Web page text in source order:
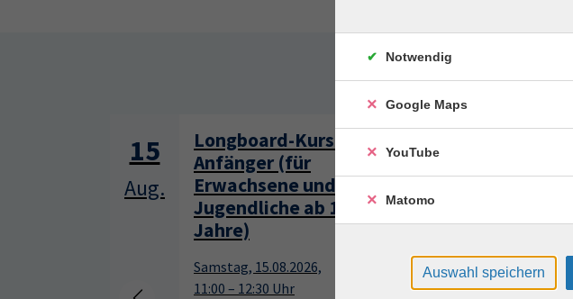
Sommerkurse für
15
Aug.
Longboard-Kurs für
Anfänger (für
Erwachsene und
Jugendliche ab 13
Jahre)
Samstag, 15.08.2026,
11:00 – 12:30 Uhr
2
Notwendig
Google Maps
YouTube
Matomo
Auswahl speichern